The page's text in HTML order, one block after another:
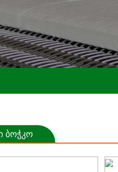
ბოჭკო